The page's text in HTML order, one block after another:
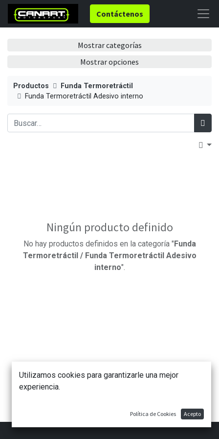
Contáctenos
Mostrar categorías
Mostrar opciones
Productos
Funda Termoretráctil
Funda Termoretráctil Adesivo interno
Ningún producto definido
No hay productos definidos en la categoría " Funda
Termoretráctil / Funda Termoretráctil Adesivo
interno".
Utilizamos cookies para garantizarle una mejor
experiencia.
Política de Cookies Acepto